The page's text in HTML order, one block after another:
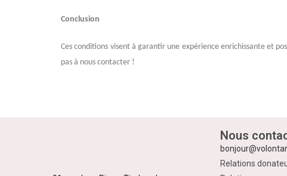
Conclusion
Ces conditions visent à garantir une expérience enrichissante et
pas à nous contacter !
Nous
Relations